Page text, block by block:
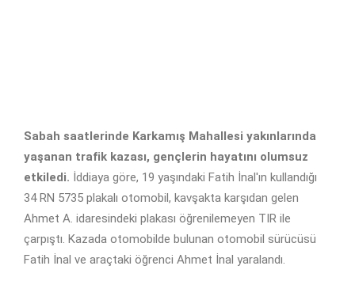
Sabah saatlerinde Karkamış Mahallesi yakınlarında
yaşanan trafik kazası, gençlerin hayatını olumsuz
etkiledi. İddiaya göre, 19 yaşındaki Fatih İnal'ın kullandığı
34 RN 5735 plakalı otomobil, kavşakta karşıdan gelen
Ahmet A. idaresindeki plakası öğrenilemeyen TIR ile
çarpıştı. Kazada otomobilde bulunan otomobil sürücüsü
Fatih İnal ve araçtaki öğrenci Ahmet İnal yaralandı.